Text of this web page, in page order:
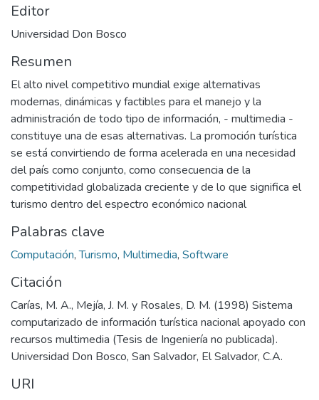
Editor
Universidad Don Bosco
Resumen
El alto nivel competitivo mundial exige alternativas
modernas, dinámicas y factibles para el manejo y la
administración de todo tipo de información, - multimedia -
constituye una de esas alternativas. La promoción turística
se está convirtiendo de forma acelerada en una necesidad
del país como conjunto, como consecuencia de la
competitividad globalizada creciente y de lo que significa el
turismo dentro del espectro económico nacional
Palabras clave
Computación,Turismo, Multimedia, Software
Citación
Carías, M. A., Mejía, J. M. y Rosales, D. M. (1998) Sistema
computarizado de información turística nacional apoyado con
recursos multimedia (Tesis de Ingeniería no publicada).
Universidad Don Bosco, San Salvador, El Salvador, C.A.
URI